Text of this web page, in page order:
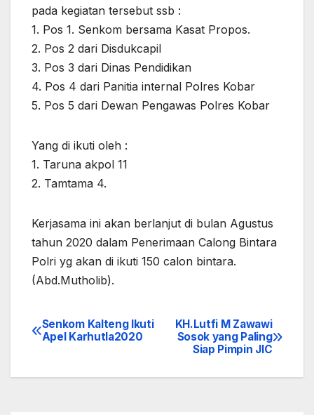
pada kegiatan tersebut ssb :
1. Pos 1. Senkom bersama Kasat Propos.
2. Pos 2 dari Disdukcapil
3. Pos 3 dari Dinas Pendidikan
4. Pos 4 dari Panitia internal Polres Kobar
5. Pos 5 dari Dewan Pengawas Polres Kobar
Yang di ikuti oleh :
1. Taruna akpol 11
2. Tamtama 4.
Kerjasama ini akan berlanjut di bulan Agustus
tahun 2020 dalam Penerimaan Calong Bintara
Polri yg akan di ikuti 150 calon bintara.
(Abd.Mutholib).
Navigasi
KH.Lutfi M Zawawi
Sosok yang Paling
Siap Pimpin JIC
Senkom Kalteng Ikuti
Apel Karhutla2020